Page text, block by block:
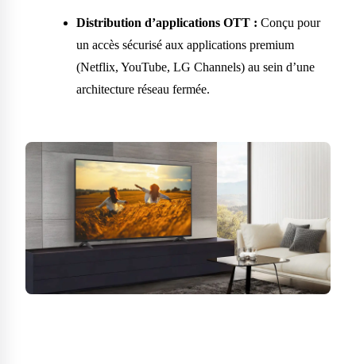
Distribution d’applications OTT : Conçu pour
un accès sécurisé aux applications premium
(Netflix, YouTube, LG Channels) au sein d’une
architecture réseau fermée.